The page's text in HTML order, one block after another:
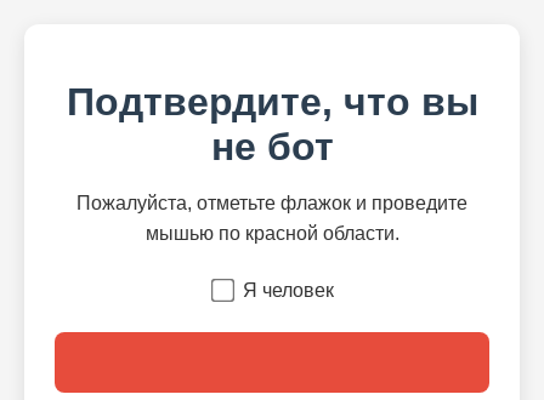
Подтвердите, что вы
не бот
Пожалуйста, отметьте флажок и проведите
мышью по красной области.
Я человек